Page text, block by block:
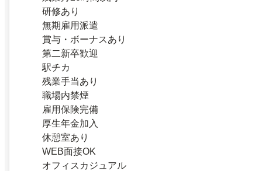
研修あり
無期雇用派遣
賞与・ボーナスあり
第二新卒歓迎
駅チカ
残業手当あり
職場内禁煙
雇用保険完備
厚生年金加入
休憩室あり
WEB面接OK
オフィスカジュアル